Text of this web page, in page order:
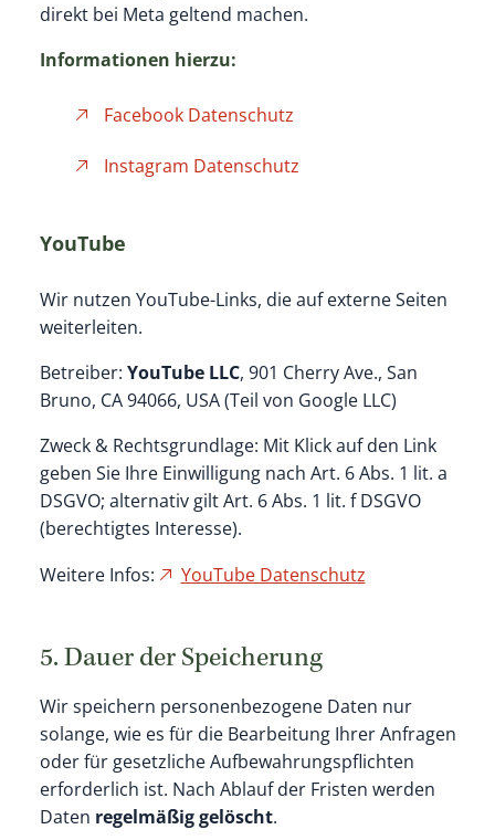
direkt bei Meta geltend machen.
Informationen hierzu:
Facebook Datenschutz
Instagram Datenschutz
YouTube
Wir nutzen YouTube-Links, die auf externe Seiten
weiterleiten.
Betreiber: YouTube LLC, 901 Cherry Ave., San
Bruno, CA 94066, USA (Teil von Google LLC)
Zweck & Rechtsgrundlage: Mit Klick auf den Link
geben Sie Ihre Einwilligung nach Art. 6 Abs. 1 lit. a
DSGVO; alternativ gilt Art. 6 Abs. 1 lit. f DSGVO
(berechtigtes Interesse).
Weitere Infos:
YouTube Datenschutz
5. Dauer der Speicherung
Wir speichern personenbezogene Daten nur
solange, wie es für die Bearbeitung Ihrer Anfragen
oder für gesetzliche Aufbewahrungspflichten
erforderlich ist. Nach Ablauf der Fristen werden
Daten regelmäßig gelöscht.